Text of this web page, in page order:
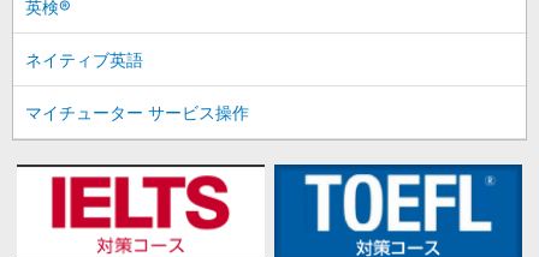
英検®
ネイティブ英語
マイチューター サービス操作